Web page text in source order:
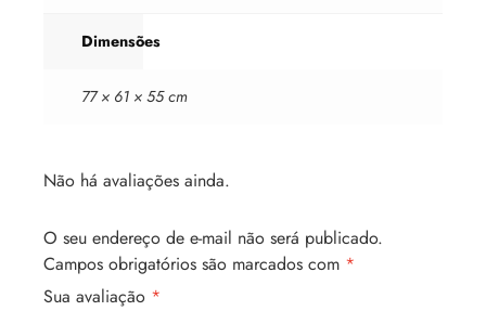
Dimensões
77 × 61 × 55 cm
Não há avaliações ainda.
O seu endereço de e-mail não será publicado.
Campos obrigatórios são marcados com *
Sua avaliação *